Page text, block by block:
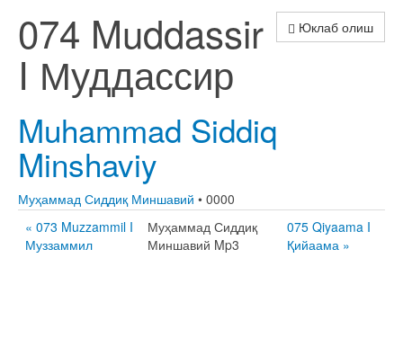
Юклаб олиш
074 Muddassir
I Муддассир
Muhammad Siddiq
Minshaviy
Муҳаммад Сиддиқ Миншавий • 0000
« 073 Muzzammil I
Муззаммил
Муҳаммад Сиддиқ
Миншавий Mp3
075 Qiyaama I
Қийаама »